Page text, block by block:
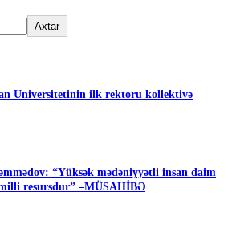
Axtar
Universitetinin ilk rektoru kollektivə
“Yüksək mədəniyyətli insan daim
resursdur” –MÜSAHİBƏ